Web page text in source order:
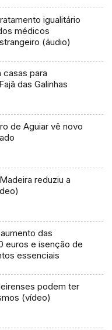
igualitário
médicos
(áudio)
casas para
das Galinhas
de Aguiar vê novo
reduziu a
(vídeo)
das
euros e isenção de
essenciais
podem ter
(vídeo)